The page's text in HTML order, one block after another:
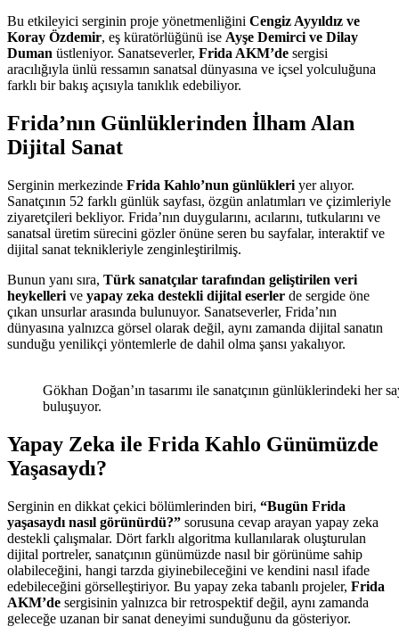
Bu etkileyici serginin proje yönetmenliğini Cengiz Ayyıldız ve
Koray Özdemir, eş küratörlüğünü ise Ayşe Demirci ve Dilay
Duman üstleniyor. Sanatseverler, Frida AKM’de sergisi
aracılığıyla ünlü ressamın sanatsal dünyasına ve içsel yolculuğuna
farklı bir bakış açısıyla tanıklık edebiliyor.
Frida’nın Günlüklerinden İlham Alan
Dijital Sanat
Serginin merkezinde Frida Kahlo’nun günlükleri yer alıyor.
Sanatçının 52 farklı günlük sayfası, özgün anlatımları ve çizimleriyle
ziyaretçileri bekliyor. Frida’nın duygularını, acılarını, tutkularını ve
sanatsal üretim sürecini gözler önüne seren bu sayfalar, interaktif ve
dijital sanat teknikleriyle zenginleştirilmiş.
Bunun yanı sıra, Türk sanatçılar tarafından geliştirilen veri
heykelleri ve yapay zeka destekli dijital eserler de sergide öne
çıkan unsurlar arasında bulunuyor. Sanatseverler, Frida’nın
dünyasına yalnızca görsel olarak değil, aynı zamanda dijital sanatın
sunduğu yenilikçi yöntemlerle de dahil olma şansı yakalıyor.
Gökhan Doğan’ın tasarımı ile sanatçının günlüklerindeki her
buluşuyor.
Yapay Zeka ile Frida Kahlo Günümüzde
Yaşasaydı?
Serginin en dikkat çekici bölümlerinden biri, “Bugün Frida
yaşasaydı nasıl görünürdü?” sorusuna cevap arayan yapay zeka
destekli çalışmalar. Dört farklı algoritma kullanılarak oluşturulan
dijital portreler, sanatçının günümüzde nasıl bir görünüme sahip
olabileceğini, hangi tarzda giyinebileceğini ve kendini nasıl ifade
edebileceğini görselleştiriyor. Bu yapay zeka tabanlı projeler, Frida
AKM’de sergisinin yalnızca bir retrospektif değil, aynı zamanda
geleceğe uzanan bir sanat deneyimi sunduğunu da gösteriyor.